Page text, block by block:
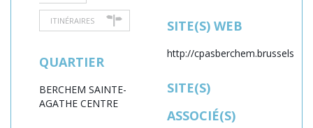
ITINÉRAIRES
QUARTIER
BERCHEM SAINTE-
AGATHE CENTRE
SITE(S) WEB
http://cpasberchem.brussels
SITE(S)
ASSOCIÉ(S)